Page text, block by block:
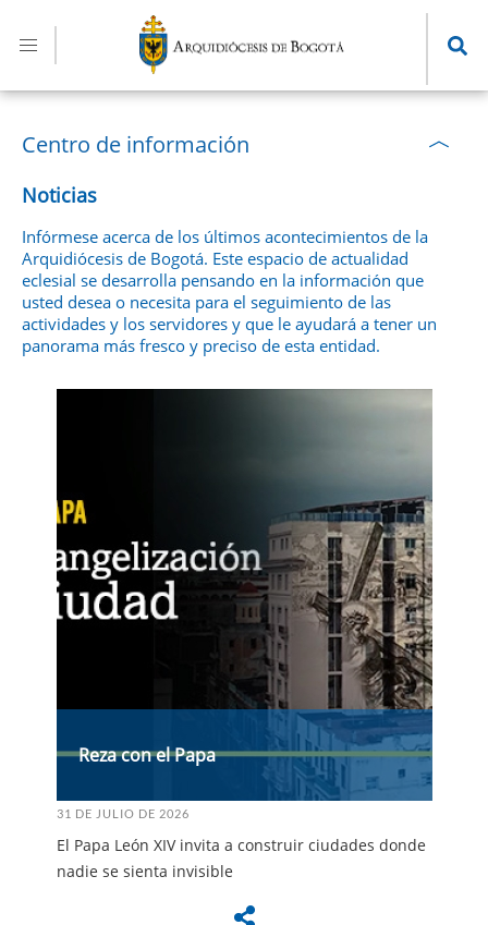
contenido
principal
Centro de información
Noticias
Infórmese acerca de los últimos acontecimientos de la
Arquidiócesis de Bogotá. Este espacio de actualidad
eclesial se desarrolla pensando en la información que
usted desea o necesita para el seguimiento de las
actividades y los servidores y que le ayudará a tener un
panorama más fresco y preciso de esta entidad.
Reza con el Papa
31 DE JULIO DE 2026
El Papa León XIV invita a construir ciudades donde
nadie se sienta invisible